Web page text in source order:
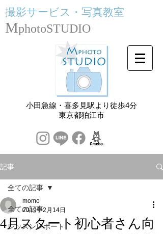
撮影サービス・ 写真教室
MphotoSTUDIO
小田急線・喜多見駅より徒歩4分
​東京都狛江市
記事
全ての記事
レッスンレポート
全ての記事
4月スタート初心者さん向
momo
2019年2月14日